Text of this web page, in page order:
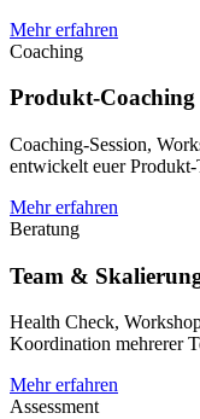
Mehr erfahren
Coaching
Produkt-Coaching
Coaching-Session,
entwickelt euer Produkt-
Mehr erfahren
Beratung
Team &
Health Check,
Koordination mehrerer
Mehr erfahren
Assessment